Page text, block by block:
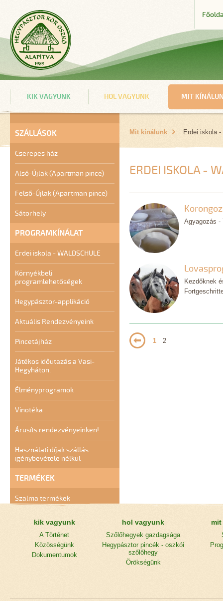
KIK VAGYUNK HOL VAGYUNK MIT
SZÁLLÁSOK
Cserepes ház
Alsó-Újlak (Apartman pince)
Felső-Újlak (Apartman pince)
Sátorhely
PROGRAMKÍNÁLAT
Erdei iskola - WALDSCHULE
Környékbeli
programlehetőségek
Hegypásztor-applikáció
Aktuális Rendezvényeink
Pincetájház
Játékos időutazás a Vasi-
Hegyháton.
Élményprogramok
Vinotéka
Árusíts rendezvényeinken!
Használati díjak szállás
igénybevétele nélkül
TERMÉKEK
Szalma termékek
Mit kínálunk Erdei iskola
ERDEI ISKOLA -
Agyagozás -
Kezdőknek
1 2
kik vagyunk
A Történet
Közösségünk
Dokumentumok
hol vagyunk
Szőlőhegyek gazdagsága
Hegypásztor pincék - oszkói
szőlőhegy
Örökségünk